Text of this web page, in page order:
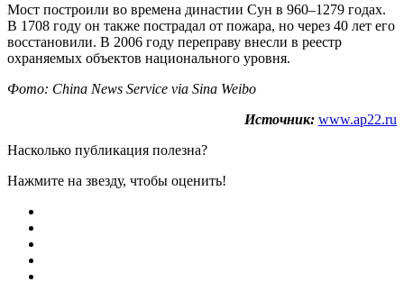
Мост построили во времена династии Сун в 960–1279 годах.
В 1708 году он также пострадал от пожара, но через 40 лет его
восстановили. В 2006 году переправу внесли в реестр
охраняемых объектов национального уровня.
Фото: China News Service via Sina Weibo
Источник: www.ap22.ru
Насколько публикация полезна?
Нажмите на звезду, чтобы оценить!